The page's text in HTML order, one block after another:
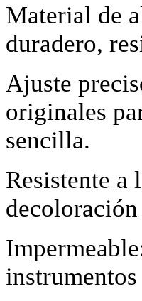
Material de
duradero,
Ajuste
originales
sencilla.
Resistente a
instrumentos